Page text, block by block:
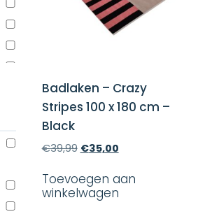
Badlaken – Crazy
Stripes 100 x 180 cm –
Black
€39,99 Oorspronkelijke
was:
€39,99.
€35,00Huidige
is:
€35,00.
Toevoegen aan
winkelwagen